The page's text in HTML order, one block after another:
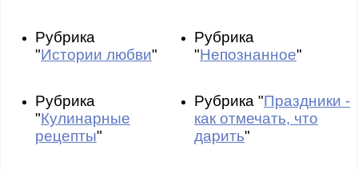
Рубрика
"Истории любви"
Рубрика
"Непознанное"
Рубрика
"Кулинарные
рецепты"
Рубрика "Праздники -
как отмечать, что
дарить"